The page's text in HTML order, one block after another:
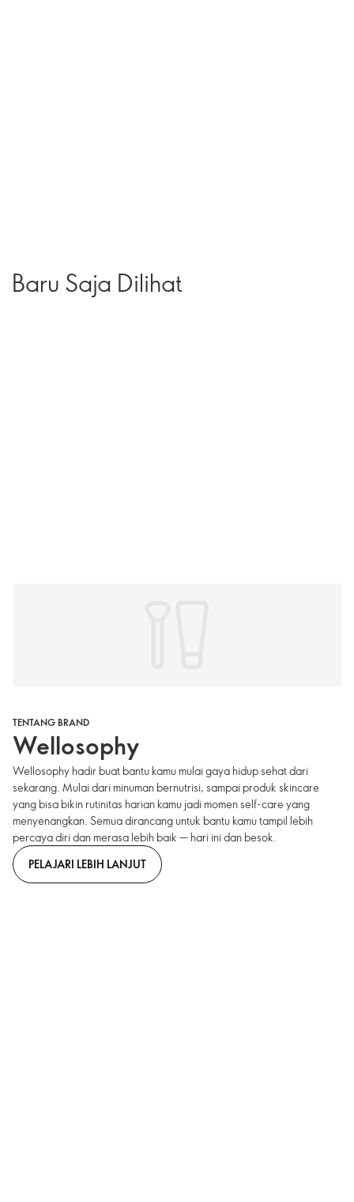
Baru Saja Dilihat
TENTANG BRAND
Wellosophy
Wellosophy hadir buat bantu kamu mulai gaya hidup sehat dari
sekarang. Mulai dari minuman bernutrisi, sampai produk skincare
yang bisa bikin rutinitas harian kamu jadi momen self-care yang
menyenangkan. Semua dirancang untuk bantu kamu tampil lebih
percaya diri dan merasa lebih baik — hari ini dan besok.
PELAJARI LEBIH LANJUT